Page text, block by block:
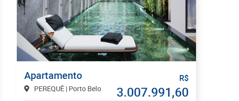
Apartamento
PEREQUÊ | Porto Belo
R$
3.007.991,60